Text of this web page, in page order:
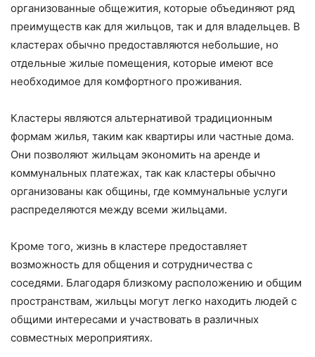
организованные общежития, которые объединяют ряд
преимуществ как для жильцов, так и для владельцев. В
кластерах обычно предоставляются небольшие, но
отдельные жилые помещения, которые имеют все
необходимое для комфортного проживания.
Кластеры являются альтернативой традиционным
формам жилья, таким как квартиры или частные дома.
Они позволяют жильцам экономить на аренде и
коммунальных платежах, так как кластеры обычно
организованы как общины, где коммунальные услуги
распределяются между всеми жильцами.
Кроме того, жизнь в кластере предоставляет
возможность для общения и сотрудничества с
соседями. Благодаря близкому расположению и общим
пространствам, жильцы могут легко находить людей с
общими интересами и участвовать в различных
совместных мероприятиях.